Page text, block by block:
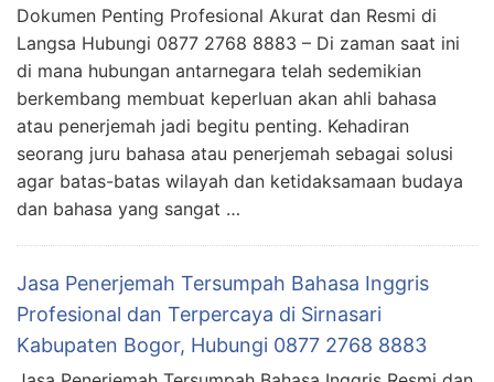
Dokumen Penting Profesional Akurat dan Resmi di
Langsa Hubungi 0877 2768 8883 – Di zaman saat ini
di mana hubungan antarnegara telah sedemikian
berkembang membuat keperluan akan ahli bahasa
atau penerjemah jadi begitu penting. Kehadiran
seorang juru bahasa atau penerjemah sebagai solusi
agar batas-batas wilayah dan ketidaksamaan budaya
dan bahasa yang sangat …
Jasa Penerjemah Tersumpah Bahasa Inggris
Profesional dan Terpercaya di Sirnasari
Kabupaten Bogor, Hubungi 0877 2768 8883